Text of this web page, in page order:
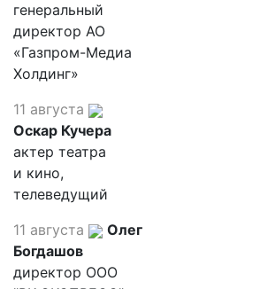
генеральный
директор АО
«Газпром-Медиа
Холдинг»
11 августа
Оскар Кучера
актер театра
и кино,
телеведущий
11 августа
Олег
Богдашов
директор ООО